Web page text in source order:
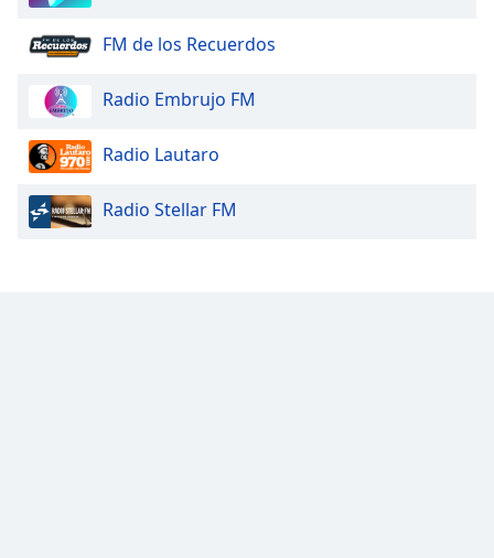
FM de los Recuerdos
Radio Embrujo FM
Radio Lautaro
Radio Stellar FM